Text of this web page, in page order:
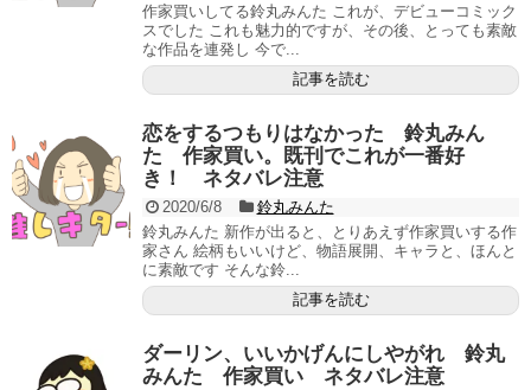
作家買いしてる鈴丸みんた これが、デビューコミック
スでした これも魅力的ですが、その後、とっても素敵
な作品を連発し 今で...
記事を読む
恋をするつもりはなかった 鈴丸みん
た 作家買い。既刊でこれが一番好
き！ ネタバレ注意
2020/6/8
鈴丸みんた
鈴丸みんた 新作が出ると、とりあえず作家買いする作
家さん 絵柄もいいけど、物語展開、キャラと、ほんと
に素敵です そんな鈴...
記事を読む
ダーリン、いいかげんにしやがれ 鈴丸
みんた 作家買い ネタバレ注意